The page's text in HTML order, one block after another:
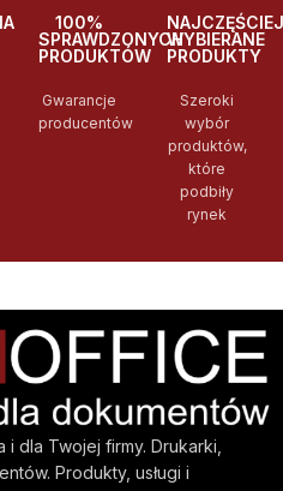
100%
SPRAWDZONYCH
PRODUKTÓW
Gwarancje
producentów
NAJCZĘŚCIEJ
WYBIERANE
PRODUKTY
Szeroki
wybór
produktów,
które
podbiły
rynek
dla Twojej firmy. Drukarki,
Produkty, usługi i